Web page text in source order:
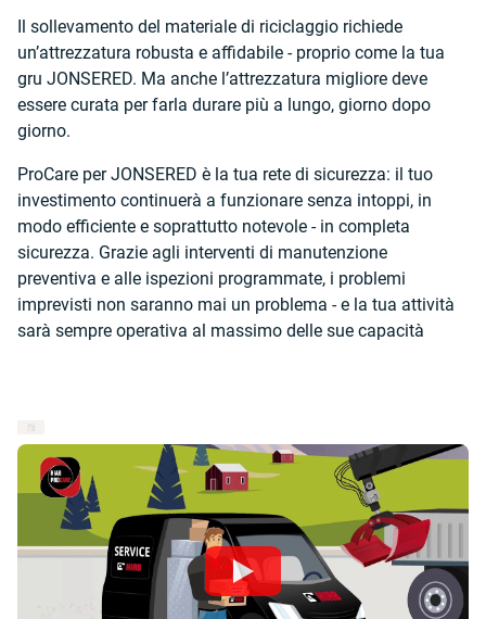
Il sollevamento del materiale di riciclaggio richiede
un’attrezzatura robusta e affidabile - proprio come la tua
gru JONSERED. Ma anche l’attrezzatura migliore deve
essere curata per farla durare più a lungo, giorno dopo
giorno.
ProCare per JONSERED è la tua rete di sicurezza: il tuo
investimento continuerà a funzionare senza intoppi, in
modo efficiente e soprattutto notevole - in completa
sicurezza. Grazie agli interventi di manutenzione
preventiva e alle ispezioni programmate, i problemi
imprevisti non saranno mai un problema - e la tua attività
sarà sempre operativa al massimo delle sue capacità